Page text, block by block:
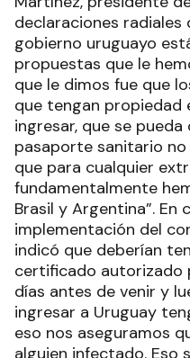
declaraciones radiales
gobierno uruguayo
propuestas que le
que le dimos fue que
que tengan propiedad
ingresar, que se
pasaporte sanitario
que para cualquier
fundamentalmente
Brasil y Argentina”. En
implementación del
indicó que deberían
certificado autorizado
días antes de venir y
ingresar a Uruguay
eso nos aseguramos
alguien infectado. Eso